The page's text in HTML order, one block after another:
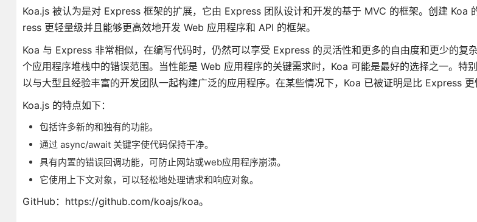
Koa.js 被认为是对 Express 框架的扩展，它由 Express 团队设计和开发的基于 MVC 的框架。创建 Koa
ress 更轻量级并且能够更高效地开发 Web 应用程序和 API 的框架。
Koa 与 Express 非常相似，在编写代码时，仍然可以享受 Express 的灵活性和更多的自由度和更少的复
个应用程序堆栈中的错误范围。当性能是 Web 应用程序的关键需求时，Koa 可能是最好的选择之一。特
以与大型且经验丰富的开发团队一起构建广泛的应用程序。在某些情况下，Koa 已被证明是比 Express 更
Koa.js 的特点如下：
包括许多新的和独有的功能。
通过 async/await 关键字使代码保持干净。
具有内置的错误回调功能，可防止网站或web应用程序崩溃。
它使用上下文对象，可以轻松地处理请求和响应对象。
GitHub：https://github.com/koajs/koa。